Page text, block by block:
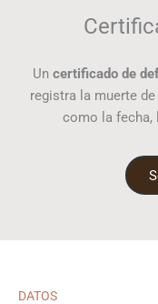
Un certificado de
registra la muerte
como la fecha,
DATOS